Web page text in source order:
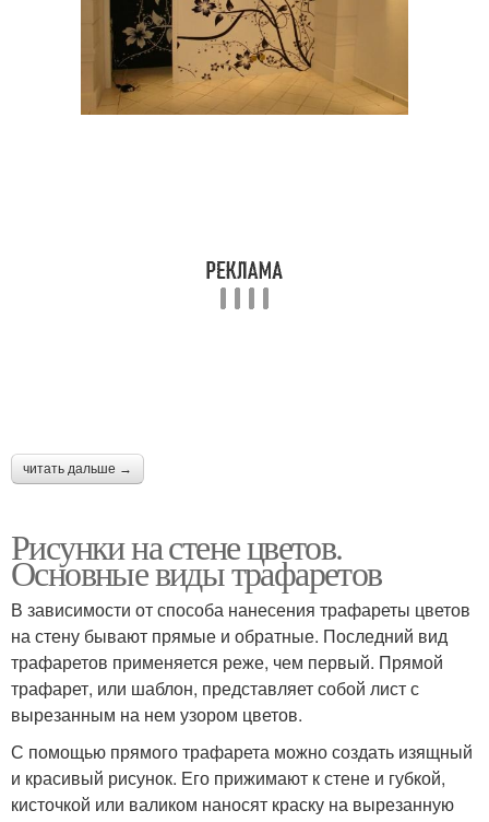
читать дальше →
Рисунки на стене цветов.
Основные виды трафаретов
В зависимости от способа нанесения трафареты цветов
на стену бывают прямые и обратные. Последний вид
трафаретов применяется реже, чем первый. Прямой
трафарет, или шаблон, представляет собой лист с
вырезанным на нем узором цветов.
С помощью прямого трафарета можно создать изящный
и красивый рисунок. Его прижимают к стене и губкой,
кисточкой или валиком наносят краску на вырезанную